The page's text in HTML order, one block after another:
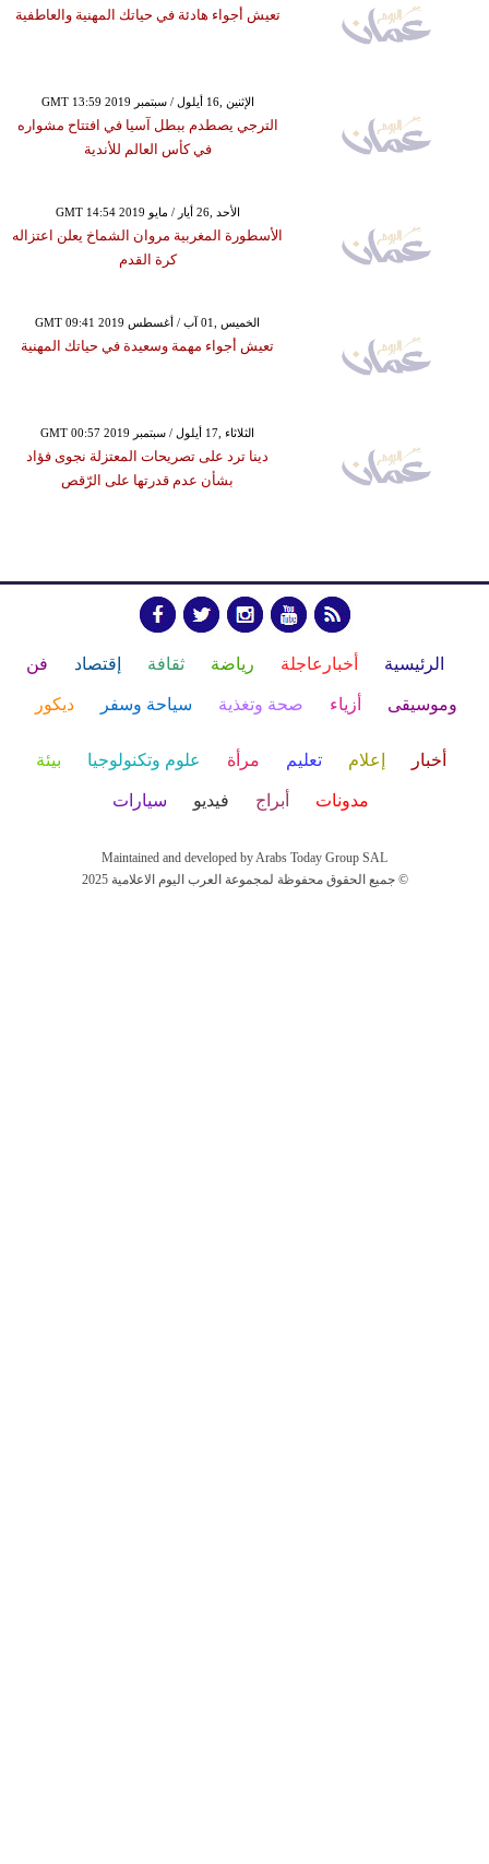
تعيش أجواء هادئة في حياتك المهنية والعاطفية
GMT 13:59 2019 الإثنين ,16 أيلول / سبتمبر
الترجي يصطدم ببطل آسيا في افتتاح مشواره
في كأس العالم للأندية
GMT 14:54 2019 الأحد ,26 أيار / مايو
الأسطورة المغربية مروان الشماخ يعلن اعتزاله
كرة القدم
GMT 09:41 2019 الخميس ,01 آب / أغسطس
تعيش أجواء مهمة وسعيدة في حياتك المهنية
GMT 00:57 2019 الثلاثاء ,17 أيلول / سبتمبر
دينا ترد على تصريحات المعتزلة نجوى فؤاد
بشأن عدم قدرتها على الرّقص
الرئيسية أخبارعاجلة رياضة ثقافة إقتصاد فن
وموسيقى أزياء صحة وتغذية سياحة وسفر ديكور
أخبار إعلام تعليم مرأة علوم وتكنولوجيا بيئة
مدونات أبراج فيديو سيارات
Maintained and developed by Arabs Today Group SAL
جميع الحقوق محفوظة لمجموعة العرب اليوم الاعلامية 2025 ©